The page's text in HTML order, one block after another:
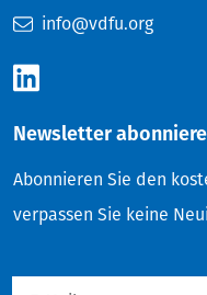
info@vdfu.org
Newsletter
Abonnieren Sie den
verpassen Sie keine